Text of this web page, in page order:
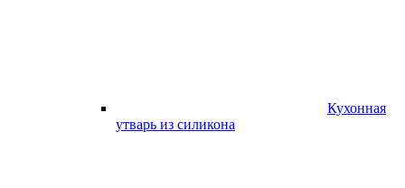
Кухонная
утварь из силикона